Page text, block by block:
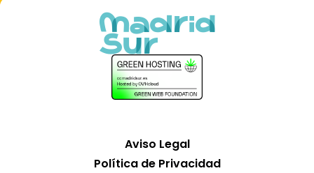
Aviso Legal
Política de Privacidad